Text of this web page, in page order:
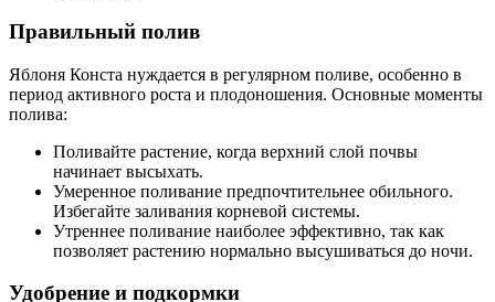
Правильный полив
Яблоня Конста нуждается в регулярном поливе, особенно в
период активного роста и плодоношения. Основные моменты
полива:
Поливайте растение, когда верхний слой почвы
начинает высыхать.
Умеренное поливание предпочтительнее обильного.
Избегайте заливания корневой системы.
Утреннее поливание наиболее эффективно, так как
позволяет растению нормально высушиваться до ночи.
Удобрение и подкормки